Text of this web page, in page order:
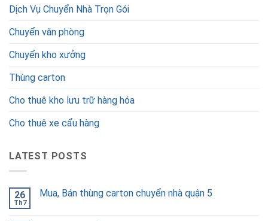
Dịch Vụ Chuyển Nhà Trọn Gói
Chuyển văn phòng
Chuyển kho xưởng
Thùng carton
Cho thuê kho lưu trữ hàng hóa
Cho thuê xe cẩu hàng
LATEST POSTS
26
Th7
Mua, Bán thùng carton chuyển nhà quận 5